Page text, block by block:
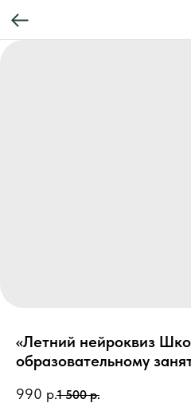
«Летний нейроквиз
образовательному
990 р.1 500 р.